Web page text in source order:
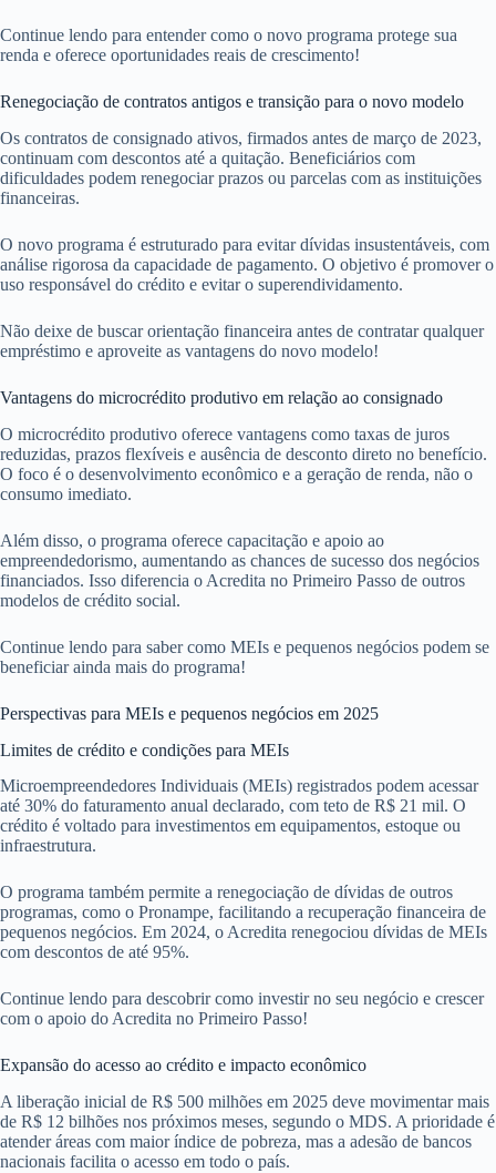
Continue lendo para entender como o novo programa protege sua
renda e oferece oportunidades reais de crescimento!
Renegociação de contratos antigos e transição para o novo modelo
Os contratos de consignado ativos, firmados antes de março de 2023,
continuam com descontos até a quitação. Beneficiários com
dificuldades podem renegociar prazos ou parcelas com as instituições
financeiras.
O novo programa é estruturado para evitar dívidas insustentáveis, com
análise rigorosa da capacidade de pagamento. O objetivo é promover o
uso responsável do crédito e evitar o superendividamento.
Não deixe de buscar orientação financeira antes de contratar qualquer
empréstimo e aproveite as vantagens do novo modelo!
Vantagens do microcrédito produtivo em relação ao consignado
O microcrédito produtivo oferece vantagens como taxas de juros
reduzidas, prazos flexíveis e ausência de desconto direto no benefício.
O foco é o desenvolvimento econômico e a geração de renda, não o
consumo imediato.
Além disso, o programa oferece capacitação e apoio ao
empreendedorismo, aumentando as chances de sucesso dos negócios
financiados. Isso diferencia o Acredita no Primeiro Passo de outros
modelos de crédito social.
Continue lendo para saber como MEIs e pequenos negócios podem se
beneficiar ainda mais do programa!
Perspectivas para MEIs e pequenos negócios em 2025
Limites de crédito e condições para MEIs
Microempreendedores Individuais (MEIs) registrados podem acessar
até 30% do faturamento anual declarado, com teto de R$ 21 mil. O
crédito é voltado para investimentos em equipamentos, estoque ou
infraestrutura.
O programa também permite a renegociação de dívidas de outros
programas, como o Pronampe, facilitando a recuperação financeira de
pequenos negócios. Em 2024, o Acredita renegociou dívidas de MEIs
com descontos de até 95%.
Continue lendo para descobrir como investir no seu negócio e crescer
com o apoio do Acredita no Primeiro Passo!
Expansão do acesso ao crédito e impacto econômico
A liberação inicial de R$ 500 milhões em 2025 deve movimentar mais
de R$ 12 bilhões nos próximos meses, segundo o MDS. A prioridade é
atender áreas com maior índice de pobreza, mas a adesão de bancos
nacionais facilita o acesso em todo o país.